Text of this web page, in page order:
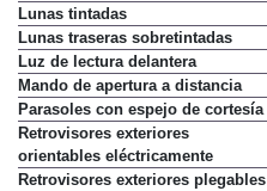
Lunas tintadas
Lunas traseras sobretintadas
Luz de lectura delantera
Mando de apertura a distancia
Parasoles con espejo de cortesía
Retrovisores exteriores
orientables eléctricamente
Retrovisores exteriores plegables